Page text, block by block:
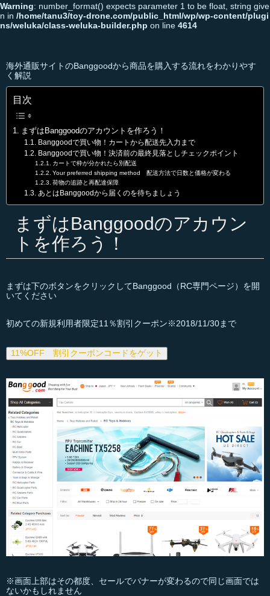
Warning: number_format() expects parameter 1 to be float, string give
n in /home/tanu3/toy-drone.com/public_html/wp/wp-content/plugi
ns/weluka/class-weluka-builder.php on line 4614
海外通販サイトのBanggoodから商品を購入する流れをわかりやす
く解説
目次
まずはBanggoodのアカウントを作ろう！
Banggoodで買い物！カートから配送先入力まで
Banggoodで買い物！決済前の最終見落としチェックポイント
カートで枠が分かれたら別配送
Your preferred shipping method 配送方法で日数と価格が変わる
荷物の追跡と再配達保障
あとはBanggoodから届くのを待ちましょう
まずはBanggoodのアカウン
トを作ろう！
まずは下のボタンをクリックしてBanggood（RC専門ページ）を開
いてください
初めての新規利用者限定11％割引クーポン※2018/11/30まで
11%OFF 割引クーポンコードをゲット
※画面上部はその都度、セールでバナーが変わるので同じ画面では
ないかもしれません